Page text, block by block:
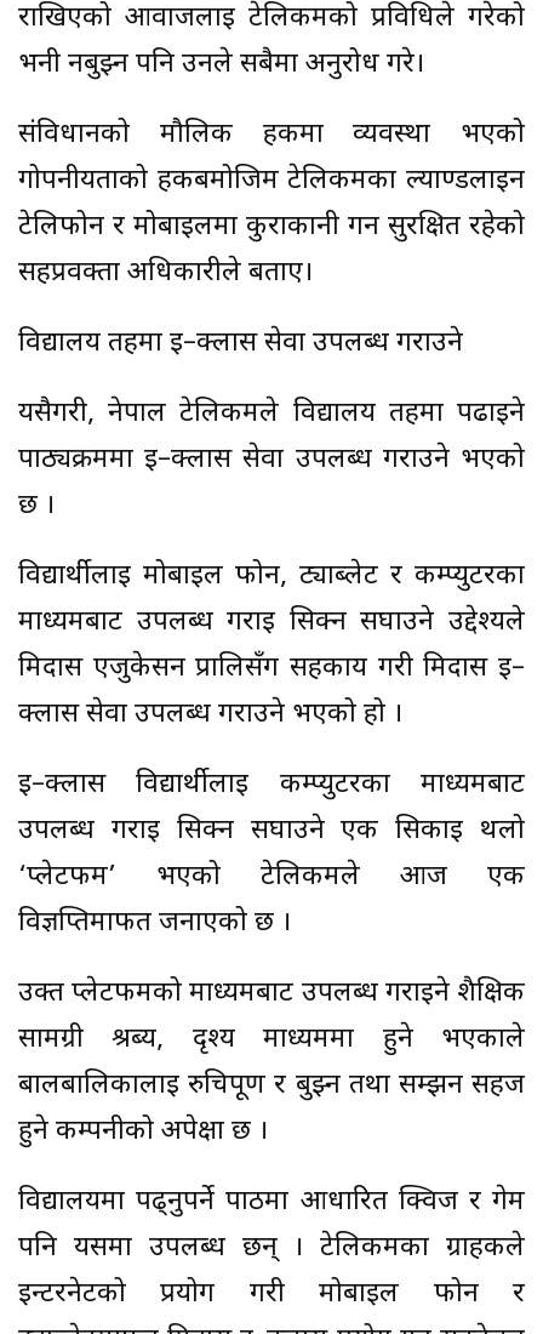
राखिएको आवाजलाई टेलिकमको प्रविधिले गरेको
भनी नबुझ्न पनि उनले सबैमा अनुरोध गरे।
संविधानको मौलिक हकमा व्यवस्था भएको
गोपनीयताको हकबमोजिम टेलिकमका ल्याण्डलाइन
टेलिफोन र मोबाइलमा कुराकानी गर्न सुरक्षित रहेको
सहप्रवक्ता अधिकारीले बताए।
विद्यालय तहमा इ–क्लास सेवा उपलब्ध गराउने
यसैगरी, नेपाल टेलिकमले विद्यालय तहमा पढाइने
पाठ्यक्रममा इ–क्लास सेवा उपलब्ध गराउने भएको
छ ।
विद्यार्थीलाई मोबाइल फोन, ट्याब्लेट र कम्प्युटरका
माध्यमबाट उपलब्ध गराई सिक्न सघाउने उद्देश्यले
मिदास एजुकेसन प्रालिसँग सहकार्य गरी मिदास इ–
क्लास सेवा उपलब्ध गराउने भएको हो ।
इ–क्लास विद्यार्थीलाई कम्प्युटरका माध्यमबाट
उपलब्ध गराई सिक्न सघाउने एक सिकाइ थलो
‘प्लेटफर्म’ भएको टेलिकमले आज एक
विज्ञप्तिमार्फत जनाएको छ ।
उक्त प्लेटफर्मको माध्यमबाट उपलब्ध गराइने शैक्षिक
सामग्री श्रब्य, दृश्य माध्यममा हुने भएकाले
बालबालिकालाई रुचिपूर्ण र बुझ्न तथा सम्झन सहज
हुने कम्पनीको अपेक्षा छ ।
विद्यालयमा पढ्नुपर्ने पाठमा आधारित क्विज र गेम
पनि यसमा उपलब्ध छन् । टेलिकमका ग्राहकले
इन्टरनेटको प्रयोग गरी मोबाइल फोन र